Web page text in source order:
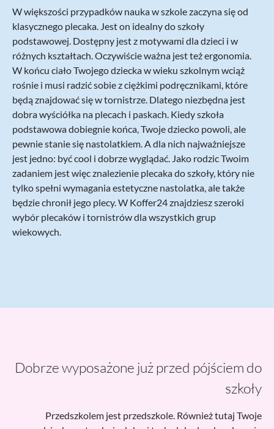
W większości przypadków nauka w szkole zaczyna się od
klasycznego plecaka. Jest on idealny do szkoły
podstawowej. Dostępny jest z motywami dla dzieci i w
różnych kształtach. Oczywiście ważna jest też ergonomia.
W końcu ciało Twojego dziecka w wieku szkolnym wciąż
rośnie i musi radzić sobie z ciężkimi podręcznikami, które
będą znajdować się w tornistrze. Dlatego niezbędna jest
dobra wyściółka na plecach i paskach. Kiedy szkoła
podstawowa dobiegnie końca, Twoje dziecko powoli, ale
pewnie stanie się nastolatkiem. A dla nich najważniejsze
jest jedno: być cool i dobrze wyglądać. Jako rodzic Twoim
zadaniem jest więc znalezienie plecaka do szkoły, który nie
tylko spełni wymagania estetyczne nastolatka, ale także
będzie chronił jego plecy. W Koffer24 znajdziesz szeroki
wybór plecaków i tornistrów dla wszystkich grup
wiekowych.
Dobrze wyposażone już przed pójściem do
szkoły
Przedszkolem jest przedszkole. Również tutaj Twoje